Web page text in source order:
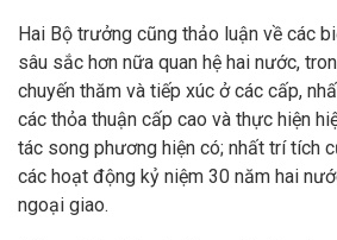
Hai Bộ trưởng cũng thảo luận về các
sâu sắc hơn nữa quan hệ hai nước,
chuyến thăm và tiếp xúc ở các cấp,
các thỏa thuận cấp cao và thực hiện
tác song phương hiện có; nhất trí tích
các hoạt động kỷ niệm 30 năm hai
ngoại giao.